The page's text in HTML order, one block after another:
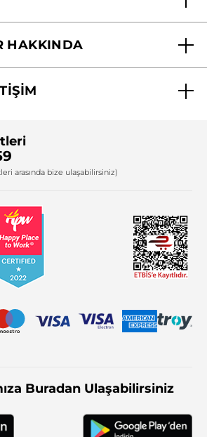
HAKKINDA
arasında bize ulaşabilirsiniz)
Buradan Ulaşabilirsiniz